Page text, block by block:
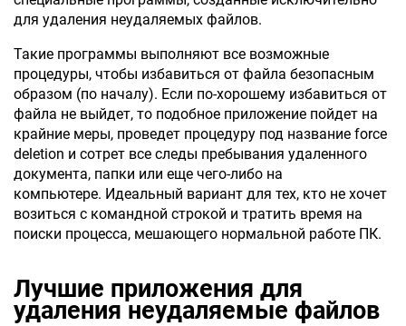
для удаления неудаляемых файлов.
Такие программы выполняют все возможные
процедуры, чтобы избавиться от файла безопасным
образом (по началу). Если по-хорошему избавиться от
файла не выйдет, то подобное приложение пойдет на
крайние меры, проведет процедуру под название force
deletion и сотрет все следы пребывания удаленного
документа, папки или еще чего-либо на
компьютере. Идеальный вариант для тех, кто не хочет
возиться с командной строкой и тратить время на
поиски процесса, мешающего нормальной работе ПК.
Лучшие приложения для
удаления неудаляемые файлов